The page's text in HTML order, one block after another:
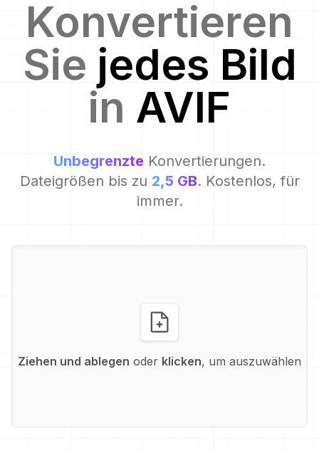
Konvertieren
Sie jedes Bild
in AVIF
Unbegrenzte Konvertierungen.
Dateigrößen bis zu 2,5 GB. Kostenlos, für
immer.
Ziehen und ablegen oder klicken, um auszuwählen